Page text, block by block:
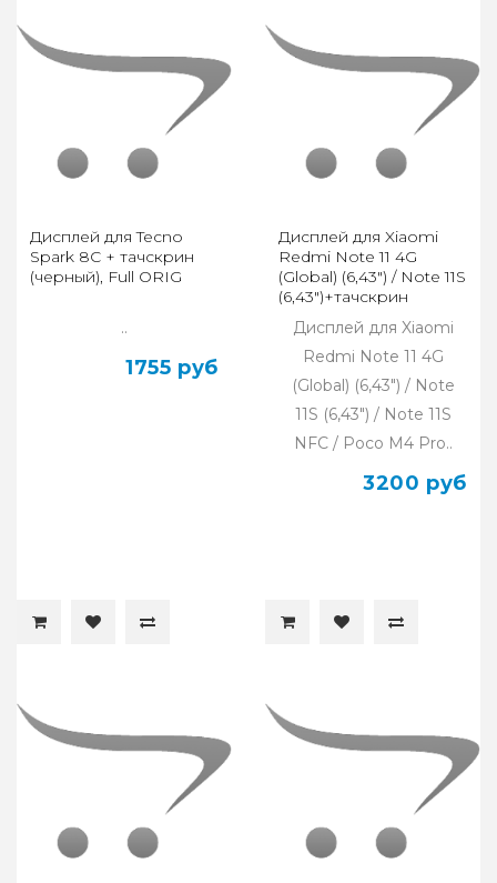
Дисплей для Tecno
Spark 8C + тачскрин
(черный), Full ORIG
..
1755 руб
Дисплей для Xiaomi
Redmi Note 11 4G
(Global) (6,43") / Note 11S
(6,43")+тачскрин
(черный), OLED LCD
Дисплей для Xiaomi
Redmi Note 11 4G
(Global) (6,43") / Note
11S (6,43") / Note 11S
NFC / Poco M4 Pro..
3200 руб